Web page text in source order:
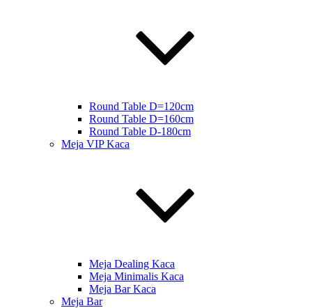
Round Table D=120cm
Round Table D=160cm
Round Table D-180cm
Meja VIP Kaca
Meja Dealing Kaca
Meja Minimalis Kaca
Meja Bar Kaca
Meja Bar